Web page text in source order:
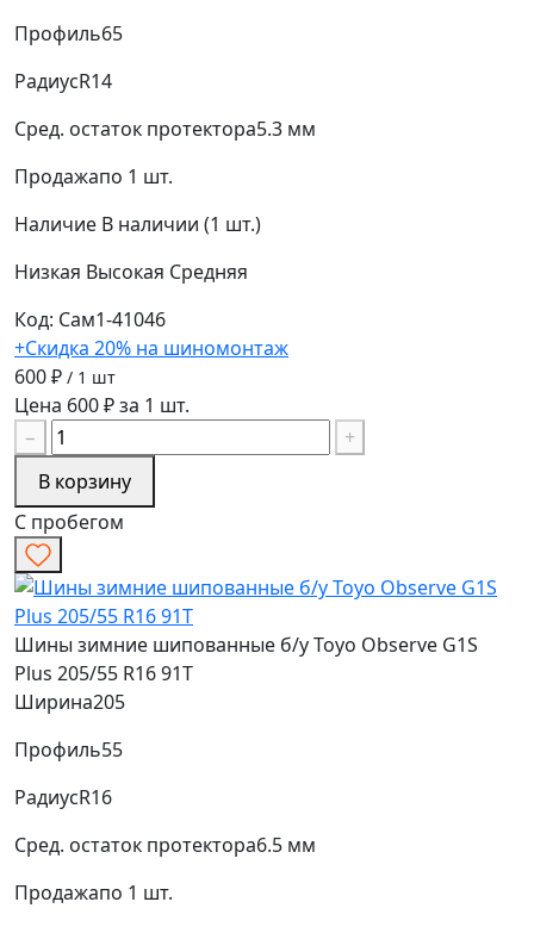
Профиль65
РадиусR14
Сред. остаток протектора5.3 мм
Продажапо 1 шт.
Наличие В наличии (1 шт.)
Низкая Высокая Средняя
Код: Сам1-41046
+Скидка 20% на шиномонтаж
600 ₽ / 1 шт
Цена 600 ₽ за 1 шт.
−
+
В корзину
С пробегом
Шины зимние шипованные б/у Toyo Observe G1S
Plus 205/55 R16 91T
Ширина205
Профиль55
РадиусR16
Сред. остаток протектора6.5 мм
Продажапо 1 шт.